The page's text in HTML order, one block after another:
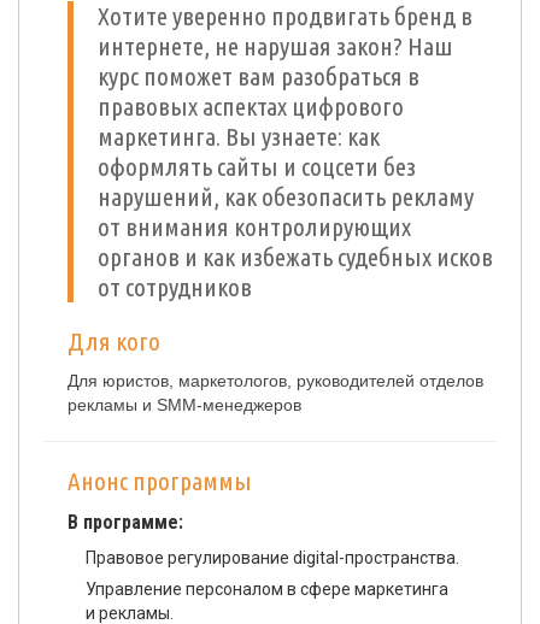
Хотите уверенно продвигать бренд в
интернете, не нарушая закон? Наш
курс поможет вам разобраться в
правовых аспектах цифрового
маркетинга. Вы узнаете: как
оформлять сайты и соцсети без
нарушений, как обезопасить рекламу
от внимания контролирующих
органов и как избежать судебных исков
от сотрудников
Для кого
Для юристов, маркетологов, руководителей отделов
рекламы и SMM-менеджеров
Анонс программы
В программе:
Правовое регулирование digital-пространства.
Управление персоналом в сфере маркетинга
и рекламы.